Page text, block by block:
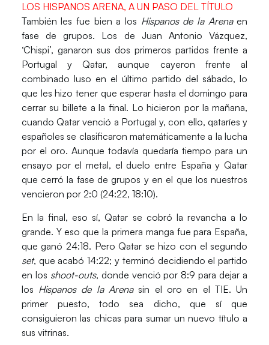
LOS HISPANOS ARENA, A UN PASO DEL TÍTULO
También les fue bien a los Hispanos de la Arenaen
fase de grupos. Los de Juan Antonio Vázquez,
‘Chispi’, ganaron sus dos primeros partidos frente a
Portugal y Qatar, aunque cayeron frente al
combinado luso en el último partido del sábado, lo
que les hizo tener que esperar hasta el domingo para
cerrar su billete a la final. Lo hicieron por la mañana,
cuando Qatar venció a Portugal y, con ello, qataríes y
españoles se clasificaron matemáticamente a la lucha
por el oro. Aunque todavía quedaría tiempo para un
ensayo por el metal, el duelo entre España y Qatar
que cerró la fase de grupos y en el que los nuestros
vencieron por 2:0 (24:22, 18:10).
En la final, eso sí, Qatar se cobró la revancha a lo
grande. Y eso que la primera manga fue para España,
que ganó 24:18. Pero Qatar se hizo con el segundo
set, que acabó 14:22; y terminó decidiendo el partido
en los shoot-outs, donde venció por 8:9 para dejar a
los Hispanos de la Arena sin el oro en el TIE. Un
primer puesto, todo sea dicho, que sí que
consiguieron las chicas para sumar un nuevo título a
sus vitrinas.